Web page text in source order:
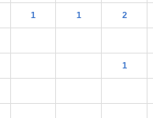
1 1 2
1